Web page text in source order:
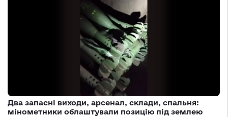
Два запасні виходи, арсенал, склади, спальня:
мінометники облаштували позицію під землею